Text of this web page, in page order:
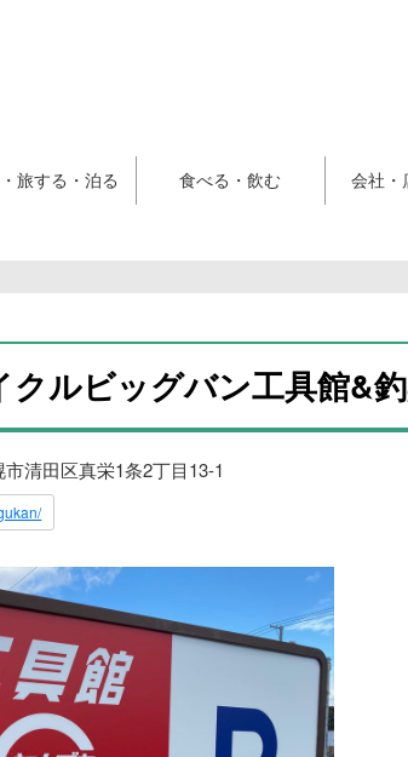
旅する・泊る 食べる・飲む 会社・
ルビッグバン工具館&
清田区真栄1条2丁目13-1